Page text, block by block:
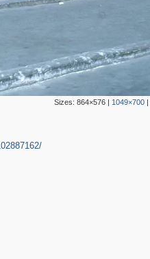
Sizes: 864×576| 1049×700|